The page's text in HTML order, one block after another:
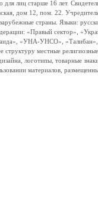
лиц старше 16 лет.
дом 12, пом. 22.
страны. Языки:
«Правый сектор»,
«УНА-УНСО»,
местные
логотипы, товарные
материалов,